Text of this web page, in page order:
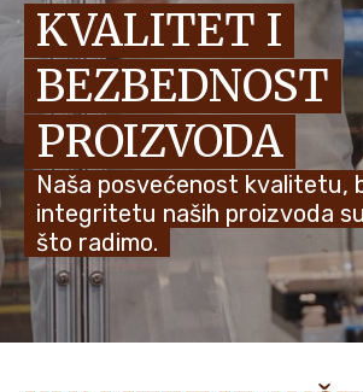
KARIJERA
NOVOSTI I PRIČE
KVALITET I
BEZBEDNOST
PROIZVODA
Naša posvećenost kvalitetu,
integritetu naših proizvoda
što radimo.